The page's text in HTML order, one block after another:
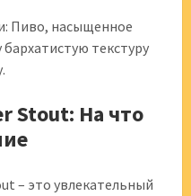
Пиво, насыщенное
текстуру
Stout: На что
– это увлекательный